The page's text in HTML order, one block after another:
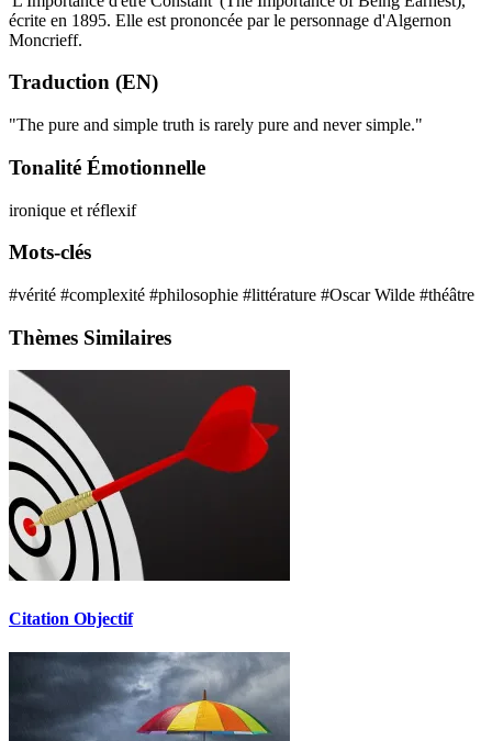
écrite en 1895. Elle est prononcée par le personnage d'Algernon
Moncrieff.
Traduction (EN)
"The pure and simple truth is rarely pure and never simple."
Tonalité Émotionnelle
ironique et réflexif
Mots-clés
#vérité #complexité #philosophie #littérature #Oscar Wilde #théâtre
Thèmes Similaires
Citation Objectif